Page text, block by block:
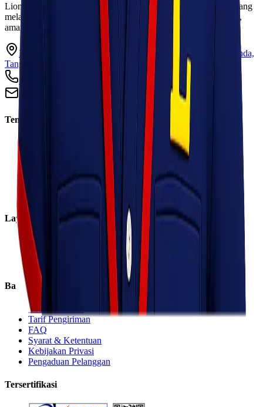
Lionel Express adalah perusahaan jasa pengiriman terpercaya yang
melayani pengiriman barang ke seluruh Indonesia dengan cepat,
aman, dan harga kompetitif.
Ruko Garden Square Blok G No. 11-12 Jurumudi baru, Benda,
Tangerang, Banten 15124
+62 813 8838 8182
info@lionelexpress.com
Tentang Kami
Layanan
Express
Regular
Eco
Bantuan
Lacak Kiriman
Tarif Pengiriman
FAQ
Syarat & Ketentuan
Kebijakan Privasi
Pengaduan Pelanggan
Tersertifikasi